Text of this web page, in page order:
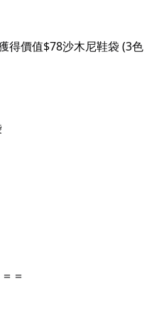
得價值$78沙木尼鞋袋 (3色
＝